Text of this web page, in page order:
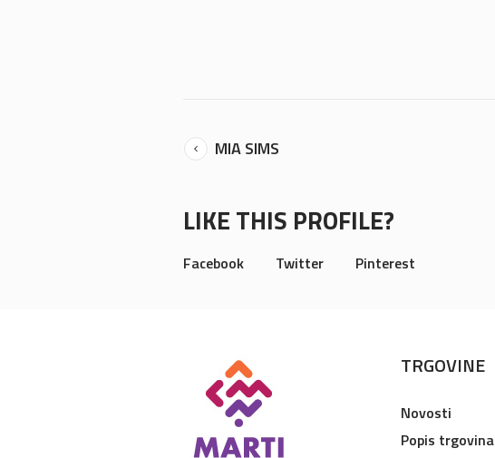
MIA SIMS
LIKE THIS PROFILE?
Facebook Twitter Pinterest
TRGOVINE
Novosti
Popis trgovina